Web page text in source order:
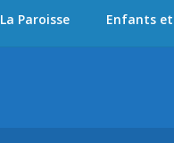
La Paroisse Enfants